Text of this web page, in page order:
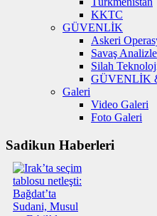
KKTC
GÜVENLİK
Askeri
Savaş
Silah
GÜVENLİK
Galeri
Video Galeri
Foto Galeri
Sadikun Haberleri